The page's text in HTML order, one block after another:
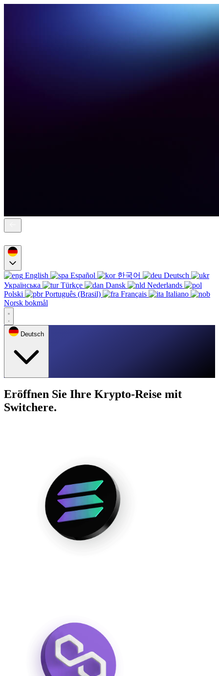
English Español 한국어
Deutsch
Українська
Türkçe Dansk
Nederlands
Polski
Português (Brasil) Français
Italiano
Norsk bokmål
Deutsch
Eröffnen Sie Ihre Krypto-Reise mit
Switchere.